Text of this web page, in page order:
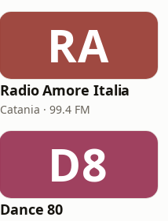
RA
Radio Amore Italia
Catania · 99.4 FM
D8
Dance 80